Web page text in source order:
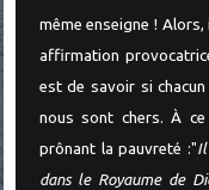
même enseigne !
affirmation
est de savoir si
nous sont chers. À
prônant la pauvreté :"
dans le Royaume de